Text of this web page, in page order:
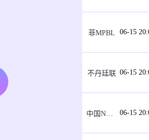
菲MPBL 06-15
不丹廷联 06-15
中国NBL U21 06-15